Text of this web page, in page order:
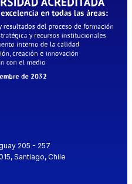
205 - 257
Santiago, Chile